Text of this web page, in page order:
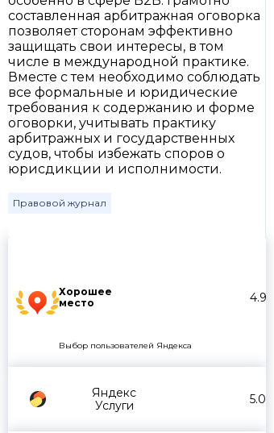
Хорошее
место
4.9
Выбор пользователей Яндекса
Яндекс
Услуги
5.0
составленная арбитражная оговорка
позволяет сторонам эффективно
защищать свои интересы, в том
числе в международной практике.
Вместе с тем необходимо соблюдать
все формальные и юридические
требования к содержанию и форме
оговорки, учитывать практику
арбитражных и государственных
судов, чтобы избежать споров о
юрисдикции и исполнимости.
Правовой журнал